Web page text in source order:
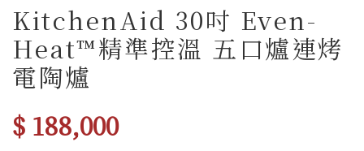
KitchenAid 30吋 Even-
Heat™精準控溫 五口爐連烤
電陶爐
$ 188,000